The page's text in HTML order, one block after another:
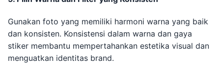
Gunakan foto yang memiliki harmoni warna yang baik
dan konsisten. Konsistensi dalam warna dan gaya
stiker membantu mempertahankan estetika visual dan
menguatkan identitas brand.